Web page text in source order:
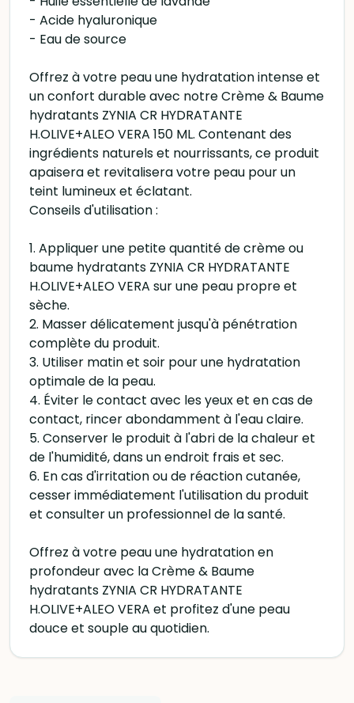
- Acide hyaluronique
- Eau de source
Offrez à votre peau une hydratation intense et
un confort durable avec notre Crème & Baume
hydratants ZYNIA CR HYDRATANTE
H.OLIVE+ALEO VERA 150 ML. Contenant des
ingrédients naturels et nourrissants, ce produit
apaisera et revitalisera votre peau pour un
teint lumineux et éclatant.
Conseils d'utilisation :
1. Appliquer une petite quantité de crème ou
baume hydratants ZYNIA CR HYDRATANTE
H.OLIVE+ALEO VERA sur une peau propre et
sèche.
2. Masser délicatement jusqu'à pénétration
complète du produit.
3. Utiliser matin et soir pour une hydratation
optimale de la peau.
4. Éviter le contact avec les yeux et en cas de
contact, rincer abondamment à l'eau claire.
5. Conserver le produit à l'abri de la chaleur et
de l'humidité, dans un endroit frais et sec.
6. En cas d'irritation ou de réaction cutanée,
cesser immédiatement l'utilisation du produit
et consulter un professionnel de la santé.
Offrez à votre peau une hydratation en
profondeur avec la Crème & Baume
hydratants ZYNIA CR HYDRATANTE
H.OLIVE+ALEO VERA et profitez d'une peau
douce et souple au quotidien.